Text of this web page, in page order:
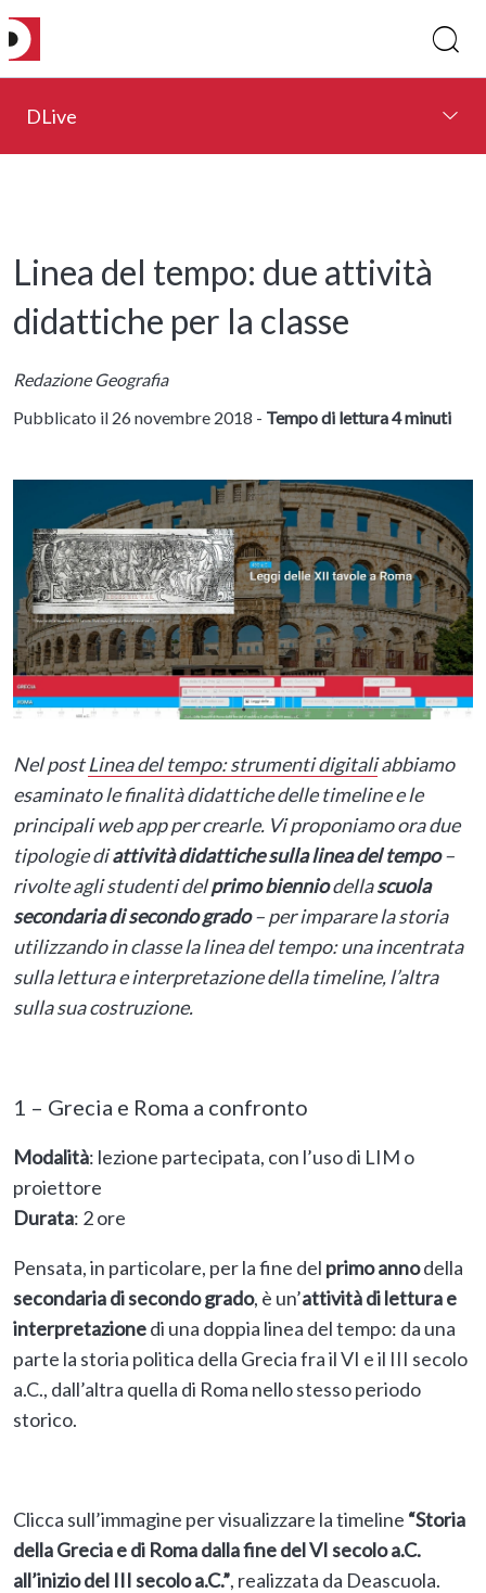
DLive
Linea del tempo: due attività
didattiche per la classe
Redazione Geografia
Pubblicato il 26 novembre 2018 - Tempo di lettura 4 minuti
Nel postLinea del tempo: strumenti digitaliabbiamo
esaminato le finalità didattiche delle timeline e le
principali web app per crearle. Vi proponiamo ora due
tipologie diattività didattiche sulla linea del tempo–
rivolte agli studenti delprimo bienniodellascuola
secondaria di secondo grado– per imparare la storia
utilizzando in classe la linea del tempo:una incentrata
sulla lettura e interpretazione della timeline, l’altra
sulla sua costruzione.
1 – Grecia e Roma a confronto
Modalità: lezione partecipata, con l’uso di LIM o
proiettore
Durata: 2 ore
Pensata, in particolare, per la fine del primo annodella
secondaria di secondo grado, è un’attività di lettura e
interpretazionedi una doppia linea del tempo: da una
parte la storia politica della Grecia fra il VI e il III secolo
a.C., dall’altra quella di Roma nello stesso periodo
storico.
Clicca sull’immagine per visualizzare la timeline “Storia
della Grecia e di Roma dalla fine del VI secolo a.C.
all’inizio del III secolo a.C.”, realizzata da Deascuola.